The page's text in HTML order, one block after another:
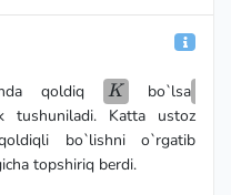
qoldiq K
K bo`lsa
tushuniladi. Katta ustoz
bo`lishni o`rgatib
topshiriq berdi.